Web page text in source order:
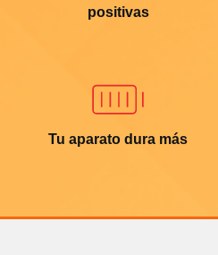
positivas
Tu aparato dura más